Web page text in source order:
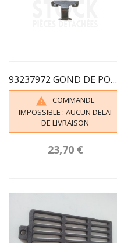
93237972 GOND DE PORTE EXTÉRIEURE

COMMANDE
IMPOSSIBLE : AUCUN DELAI
DE LIVRAISON
23,70 €